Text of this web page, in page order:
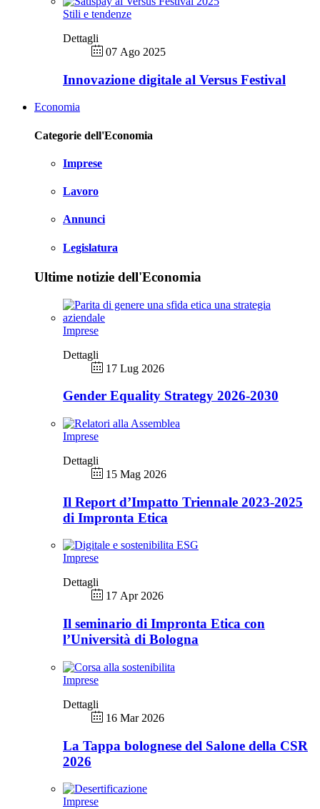
Stili e tendenze
Dettagli
07 Ago 2025
Innovazione digitale al Versus Festival
Economia
Categorie dell'Economia
Imprese
Lavoro
Annunci
Legislatura
Ultime notizie dell'Economia
Imprese
Dettagli
17 Lug 2026
Gender Equality Strategy 2026-2030
Imprese
Dettagli
15 Mag 2026
Il Report d’Impatto Triennale 2023-2025
di Impronta Etica
Imprese
Dettagli
17 Apr 2026
Il seminario di Impronta Etica con
l’Università di Bologna
Imprese
Dettagli
16 Mar 2026
La Tappa bolognese del Salone della CSR
2026
Imprese